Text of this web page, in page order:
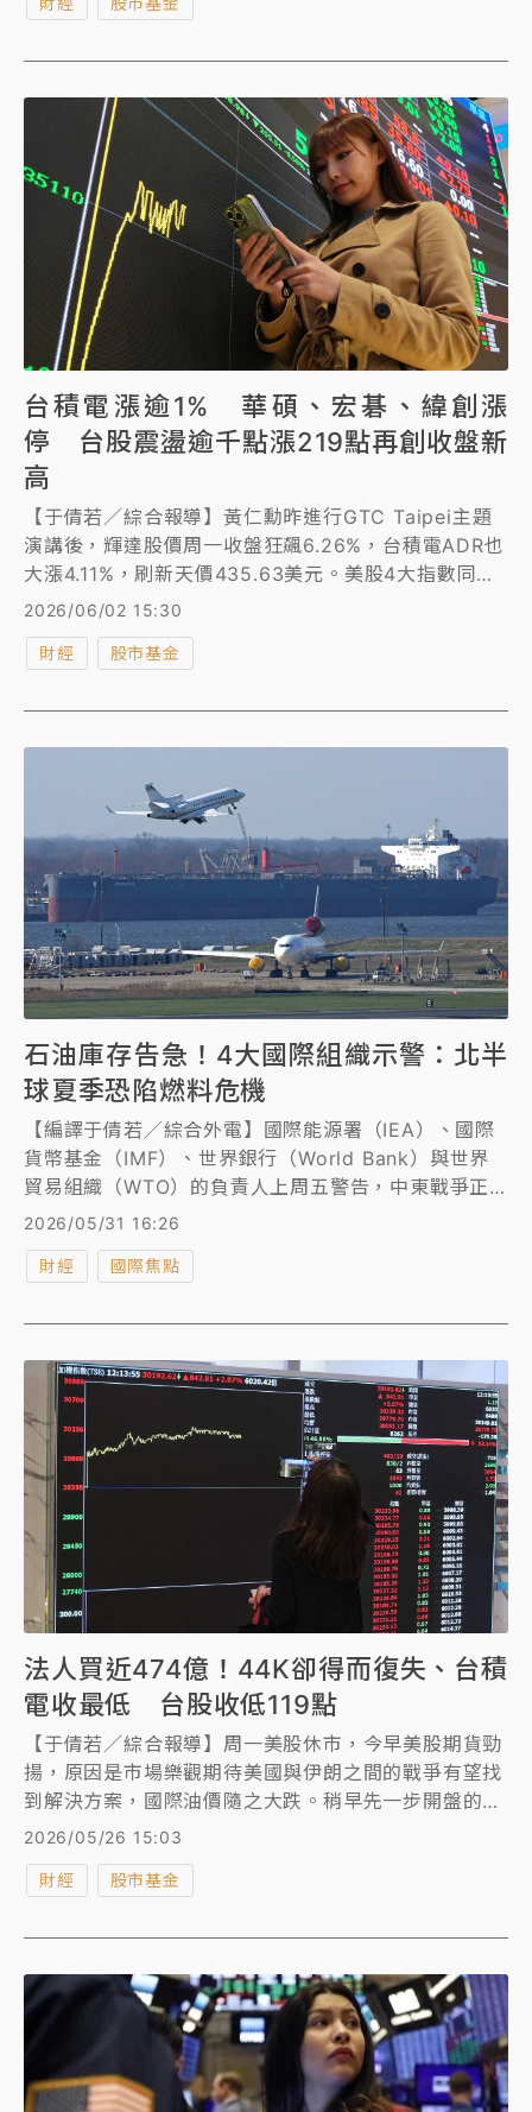
台積電漲逾1% 華碩、宏碁、緯創漲
停 台股震盪逾千點漲219點再創收盤新
高
【于倩若／綜合報導】黃仁勳昨進行GTC Taipei主題
演講後，輝達股價周一收盤狂飆6.26%，台積電ADR也
大漲4.11%，刷新天價435.63美元。美股4大指數同步
創歷史新高。台股開盤後聯發科先是飆逾9%再收斂漲
突破45800點。
2026/06/02 15:30
財經 股市基金
石油庫存告急！4大國際組織示警：北半
球夏季恐陷燃料危機
【編譯于倩若／綜合外電】國際能源署（IEA）、國際
貨幣基金（IMF）、世界銀行（World Bank）與世界
貿易組織（WTO）的負責人上周五警告，中東戰爭正
在加重全球能源供應壓力，且對脆弱經濟體的衝擊最為
嚴重。
2026/05/31 16:26
財經 國際焦點
法人買近474億！44K卻得而復失、台積
電收最低 台股收低119點
【于倩若／綜合報導】周一美股休市，今早美股期貨勁
揚，原因是市場樂觀期待美國與伊朗之間的戰爭有望找
到解決方案，國際油價隨之大跌。稍早先一步開盤的韓
股KOSPI指數早盤再創新高，台股開盤後亦強彈逾400
點，台達電、聯電飆逾5%，彩晶漲停。
2026/05/26 15:03
財經 股市基金